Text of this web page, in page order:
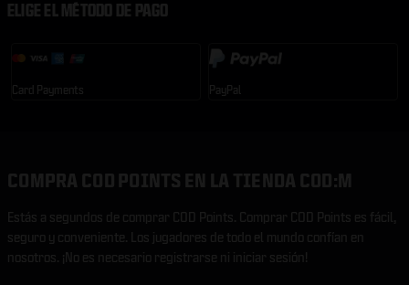
ELIGE EL MÉTODO DE PAGO
Card Payments PayPal
COMPRA COD POINTS EN LA TIENDA COD:M
Estás a segundos de comprar COD Points. Comprar COD Points es fácil,
seguro y conveniente. Los jugadores de todo el mundo confían en
nosotros. ¡No es necesario registrarse ni iniciar sesión!